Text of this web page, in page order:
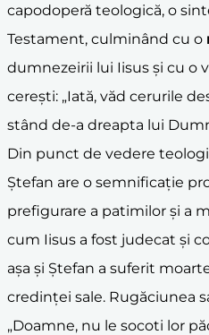
capodoperă teologică, o
Testament, culminând cu o
dumnezeirii lui Iisus și cu o
cerești: „Iată, văd cerurile
stând de-a dreapta lui
Din punct de vedere
Ștefan are o semnificație
prefigurare a patimilor și a
cum Iisus a fost judecat și
așa și Ștefan a suferit
credinței sale. Rugăciunea
„Doamne, nu le socoti lor